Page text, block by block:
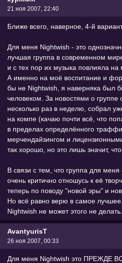
21 ноя 2007, 22:40
Ближе всего, наверное, 4-й
Для меня Nightwish - это
лучшая группа в современном
и с тех пор их музыка повлияла
А именно на моё воспитание и
бы не Nightwish, я наверняка был
человеком. За новостями о группе
несколько раз в неделю, собрал
на компе (качаю почти всё, что
в пределах определённого
мерчендайзингом и
так хорошо, но это лишь значит,
В связи с тем, что группа для меня
очень критично отношусь к её
теперь по поводу "новой эры" и
Но всё равно верю в самое
Nightwish не может этого не делать.
AvantyurisT
26 ноя 2007, 00:33
Для меня Nightwish это ПРЕЖДЕ